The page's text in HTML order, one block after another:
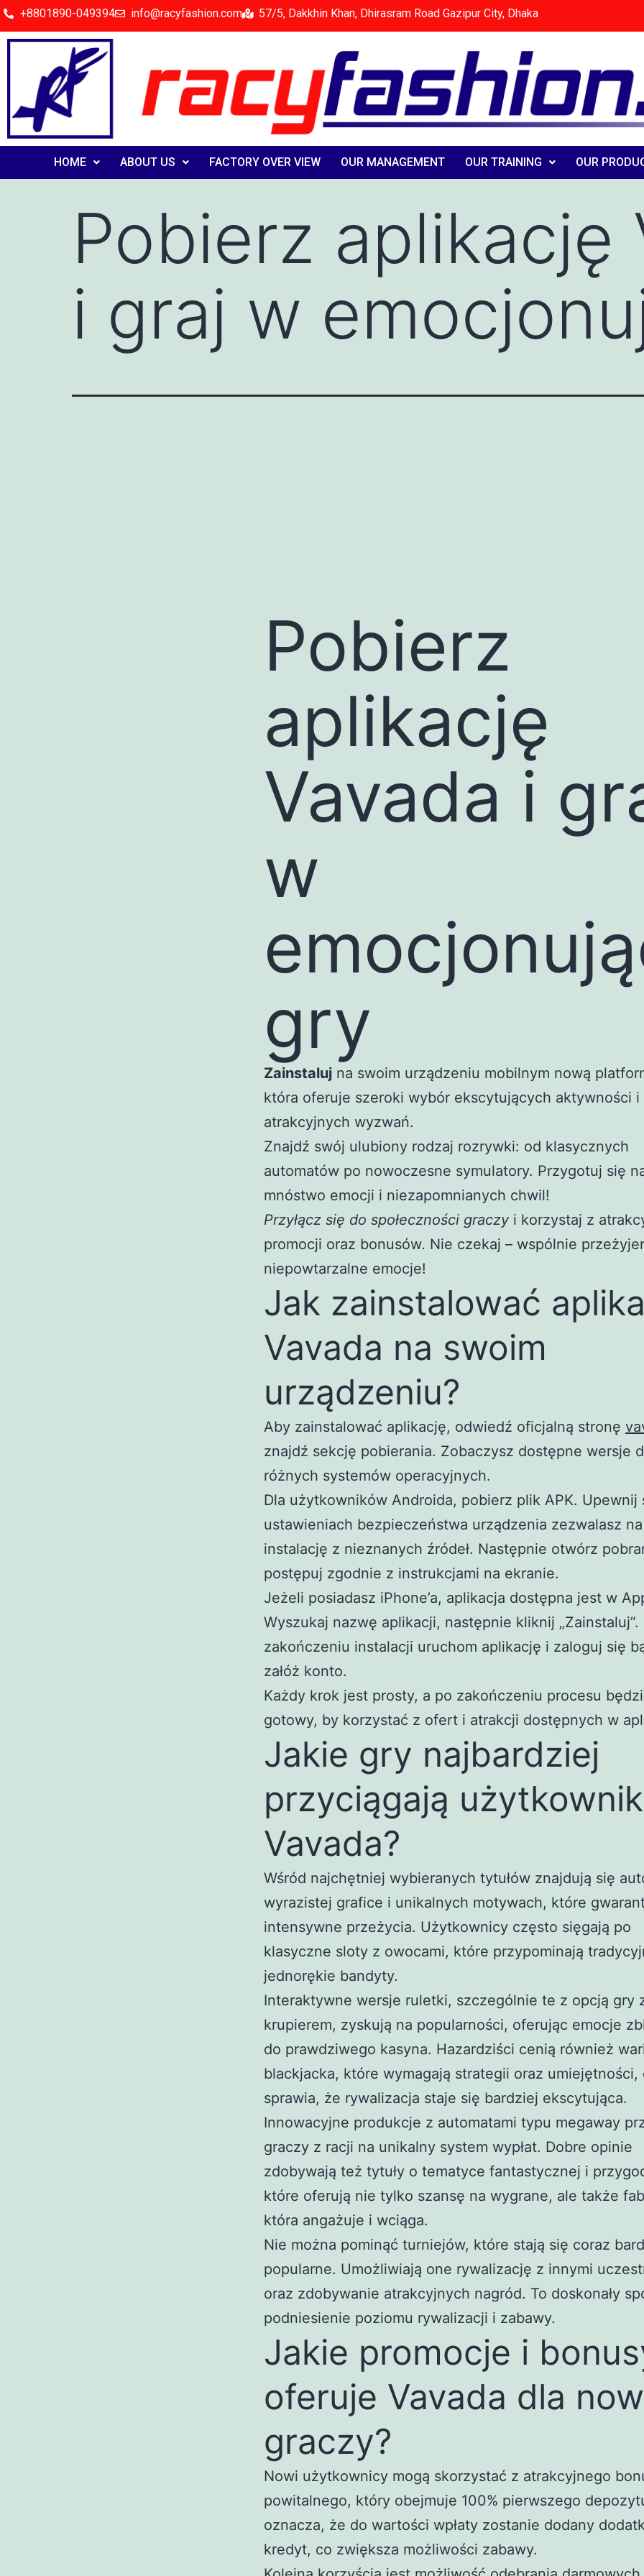
+8801890-049394 info@racyfashion.com 57/5, Dakkhin Khan, Dhirasram Road Gazipur City, Dhaka
HOME ABOUT US FACTORY OVER VIEW OUR MANAGEMENT OUR TRAINING OUR
Pobierz aplikację
i graj w
Pobierz
aplikację
Vavada i
w
gry
Zainstaluj na swoim urządzeniu mobilnym nową
która oferuje szeroki wybór ekscytujących aktywności i
atrakcyjnych wyzwań.
Znajdź swój ulubiony rodzaj rozrywki: od klasycznych
automatów po nowoczesne symulatory. Przygotuj się
mnóstwo emocji i niezapomnianych chwil!
Przyłącz się do społeczności graczy i korzystaj z
promocji oraz bonusów. Nie czekaj – wspólnie
niepowtarzalne emocje!
Jak zainstalować
Vavada na swoim
urządzeniu?
Aby zainstalować aplikację, odwiedź oficjalną stronę
znajdź sekcję pobierania. Zobaczysz dostępne wersje
różnych systemów operacyjnych.
Dla użytkowników Androida, pobierz plik APK. Upewnij
ustawieniach bezpieczeństwa urządzenia zezwalasz na
instalację z nieznanych źródeł. Następnie otwórz
postępuj zgodnie z instrukcjami na ekranie.
Jeżeli posiadasz iPhone’a, aplikacja dostępna jest w
Wyszukaj nazwę aplikacji, następnie kliknij „Zainstaluj”.
zakończeniu instalacji uruchom aplikację i zaloguj się
załóż konto.
Każdy krok jest prosty, a po zakończeniu procesu
gotowy, by korzystać z ofert i atrakcji dostępnych w
Jakie gry najbardziej
przyciągają
Vavada?
Wśród najchętniej wybieranych tytułów znajdują się
wyrazistej grafice i unikalnych motywach, które
intensywne przeżycia. Użytkownicy często sięgają po
klasyczne sloty z owocami, które przypominają
jednorękie bandyty.
Interaktywne wersje ruletki, szczególnie te z opcją gry
krupierem, zyskują na popularności, oferując emocje
do prawdziwego kasyna. Hazardziści cenią również
blackjacka, które wymagają strategii oraz umiejętności,
sprawia, że rywalizacja staje się bardziej ekscytująca.
Innowacyjne produkcje z automatami typu megaway
graczy z racji na unikalny system wypłat. Dobre opinie
zdobywają też tytuły o tematyce fantastycznej i
które oferują nie tylko szansę na wygrane, ale także
która angażuje i wciąga.
Nie można pominąć turniejów, które stają się coraz
popularne. Umożliwiają one rywalizację z innymi
oraz zdobywanie atrakcyjnych nagród. To doskonały
podniesienie poziomu rywalizacji i zabawy.
Jakie promocje i
oferuje Vavada dla
graczy?
Nowi użytkownicy mogą skorzystać z atrakcyjnego
powitalnego, który obejmuje 100% pierwszego
oznacza, że do wartości wpłaty zostanie dodany
kredyt, co zwiększa możliwości zabawy.